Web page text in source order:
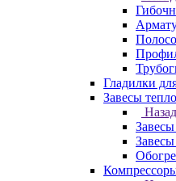
Гладилки
Завесы
Назад